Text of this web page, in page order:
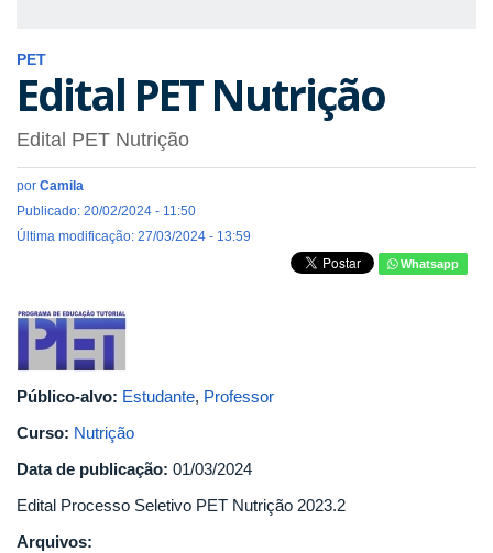
PET
Edital PET Nutrição
Edital PET Nutrição
por Camila
Publicado: 20/02/2024 - 11:50
Última modificação: 27/03/2024 - 13:59
Whatsapp
pet_nut.jpg
Público-alvo: Estudante, Professor
Curso: Nutrição
Data de publicação: 01/03/2024
Edital Processo Seletivo PET Nutrição 2023.2
Arquivos: